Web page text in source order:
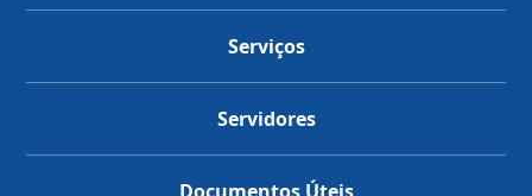
Serviços
Servidores